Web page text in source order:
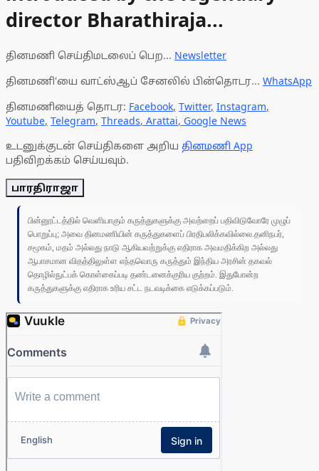
director Bharathiraja...
தினமணி செய்திமடலைப் பெற... Newsletter
தினமணி'யை வாட்ஸ்ஆப் சேனலில் பின்தொடர... WhatsApp
தினமணியைத் தொடர: Facebook, Twitter, Instagram,
Youtube, Telegram, Threads, Arattai, Google News
உடனுக்குடன் செய்திகளை அறிய தினமணி App
பதிவிறக்கம் செய்யவும்.
பாரதிராஜா
பின்னூட்டத்தில் வெளியாகும் கருத்துகளுக்கு அவற்றைப் பதிவிடுவோரே முழுப்
பொறுப்பு; அவை தினமணியின் கருத்துகளைப் பிரதிபலிக்கவில்லை.தனிநபர்,
சமூகம், மதம் அல்லது நாடு ஆகியவற்றுக்கு எதிராக அவமதிக்கிற அல்லது
ஆபாசமான விதத்திலுள்ள எந்தவொரு கருத்தும் இந்திய அரசின் தகவல்
தொழில்நுட்பக் கொள்கைப்படி தண்டனைக்குரிய குற்றம். இதுபோன்ற
கருத்துகளுக்கு எதிராக உரிய சட்ட நடவடிக்கை எடுக்கப்படும்.